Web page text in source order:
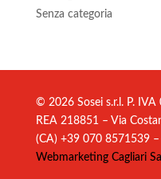
Senza categoria
© 2026 Sosei s.r.l. P.
REA 218851 – Via
(CA) +39 070 8571539 –
Webmarketing Cagliari